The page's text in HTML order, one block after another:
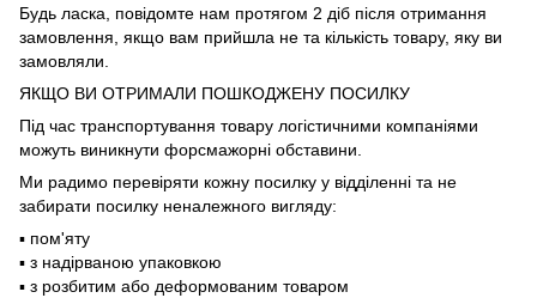
Будь ласка, повідомте нам протягом 2 діб після отримання
замовлення, якщо вам прийшла не та кількість товару, яку ви
замовляли.
ЯКЩО ВИ ОТРИМАЛИ ПОШКОДЖЕНУ ПОСИЛКУ
Під час транспортування товару логістичними компаніями
можуть виникнути форсмажорні обставини.
Ми радимо перевіряти кожну посилку у відділенні та не
забирати посилку неналежного вигляду:
▪️ пом'яту
▪️ з надірваною упаковкою
▪️ з розбитим або деформованим товаром